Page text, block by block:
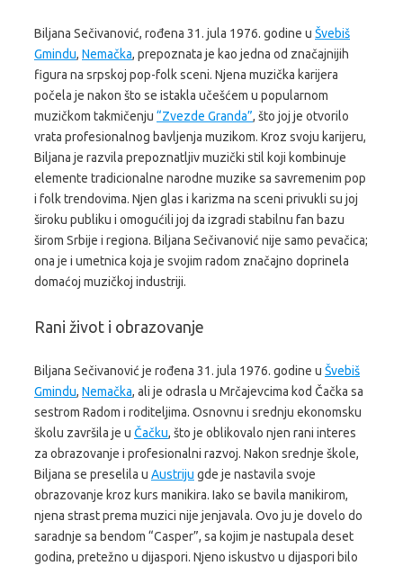
Biljana Sečivanović, rođena 31. jula 1976. godine u Švebiš
Gmindu, Nemačka, prepoznata je kao jedna od značajnijih
figura na srpskoj pop-folk sceni. Njena muzička karijera
počela je nakon što se istakla učešćem u popularnom
muzičkom takmičenju “Zvezde Granda”, što joj je otvorilo
vrata profesionalnog bavljenja muzikom. Kroz svoju karijeru,
Biljana je razvila prepoznatljiv muzički stil koji kombinuje
elemente tradicionalne narodne muzike sa savremenim pop
i folk trendovima. Njen glas i karizma na sceni privukli su joj
široku publiku i omogućili joj da izgradi stabilnu fan bazu
širom Srbije i regiona. Biljana Sečivanović nije samo pevačica;
ona je i umetnica koja je svojim radom značajno doprinela
domaćoj muzičkoj industriji.
Rani život i obrazovanje
Biljana Sečivanović je rođena 31. jula 1976. godine u Švebiš
Gmindu, Nemačka, ali je odrasla u Mrčajevcima kod Čačka sa
sestrom Radom i roditeljima. Osnovnu i srednju ekonomsku
školu završila je u Čačku, što je oblikovalo njen rani interes
za obrazovanje i profesionalni razvoj. Nakon srednje škole,
Biljana se preselila u Austriju gde je nastavila svoje
obrazovanje kroz kurs manikira. Iako se bavila manikirom,
njena strast prema muzici nije jenjavala. Ovo ju je dovelo do
saradnje sa bendom “Casper”, sa kojim je nastupala deset
godina, pretežno u dijaspori. Njeno iskustvo u dijaspori bilo